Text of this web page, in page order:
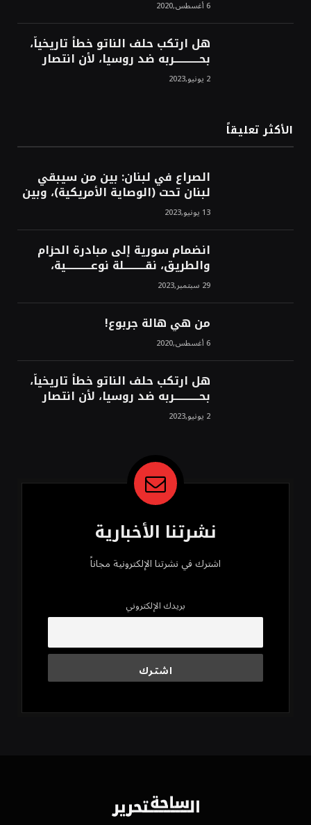
6 أغسطس,2020
هل ارتكب حلف الناتو خطأً تاريخياً،
بحــــــــــــربه ضد روسيا، لأن انتصار
روسيا الحتمي، سيفتت الناتو!محمد
محسن 2 يونيو,2023
الأكثر تعليقاً
الصراع في لبنان: بين من سيبقي
لبنان تحت (الوصاية الأمريكية)، وبين
من سيخرج لبنان من النفق الغربي!
محمد محسن13 يونيو,2023
انضمام سورية إلى مبادرة الحزام
والطريق، نقــــــــــلة نوعــــــــــــية،
استراتيجية، تاريخية، نهائية، نحو
الشرق!محمد محسن29 سبتمبر,2023
من هي هالة جربوع!
6 أغسطس,2020
هل ارتكب حلف الناتو خطأً تاريخياً،
بحــــــــــــربه ضد روسيا، لأن انتصار
روسيا الحتمي، سيفتت الناتو!محمد
محسن 2 يونيو,2023
نشرتنا الأخبارية
اشترك في نشرتنا الإلكترونية مجاناً
بريدك الإلكتروني